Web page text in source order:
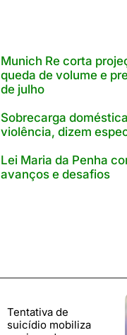
Munich Re corta
queda de volume e
de julho
Sobrecarga
violência, dizem
Lei Maria da Penha
avanços e desafios
Tentativa de
suicídio mobiliza